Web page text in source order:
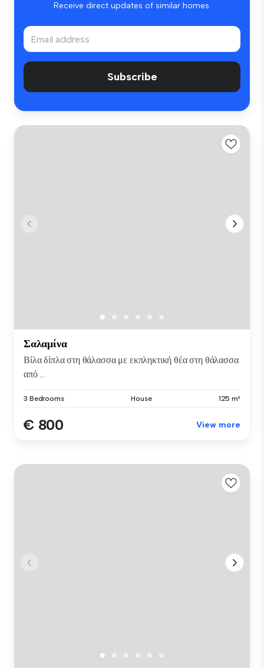
Receive direct updates of similar homes.
Subscribe
Σαλαμίνα
Βίλα δίπλα στη θάλασσα με εκπληκτική θέα στη θάλασσα
από ...
3 Bedrooms House 125 m²
€ 800 View more